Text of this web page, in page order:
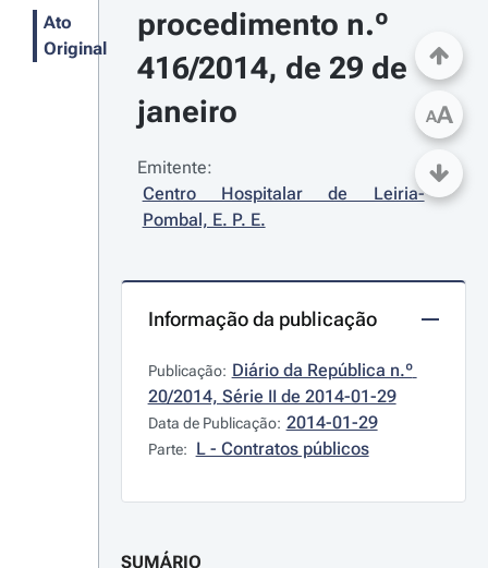
Ato
Original
procedimento n.º
416/2014, de 29 de
janeiro
Emitente:
Centro Hospitalar de Leiria-
Pombal, E. P. E.
Informação da publicação
Publicação: Diário da República n.º
20/2014, Série II de 2014-01-29
Data de Publicação: 2014-01-29
Parte: L - Contratos públicos
SUMÁRIO
AA